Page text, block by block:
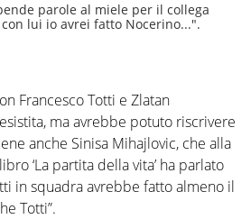
parole al miele per il collega
lui io avrei fatto Nocerino...".
Francesco Totti e Zlatan
ma avrebbe potuto riscrivere
anche Sinisa Mihajlovic, che alla
‘La partita della vita’ ha parlato
in squadra avrebbe fatto almeno il
Totti”.